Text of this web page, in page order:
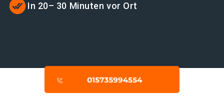
In 20– 30 Minuten vor Ort